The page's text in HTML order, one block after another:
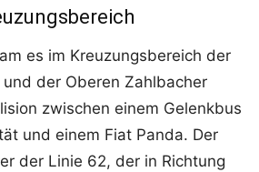
es im Kreuzungsbereich der
der Oberen Zahlbacher
zwischen einem Gelenkbus
und einem Fiat Panda. Der
der Linie 62, der in Richtung